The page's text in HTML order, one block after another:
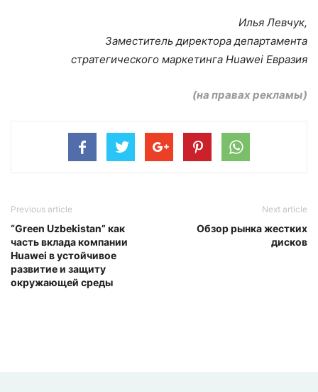
Илья Левчук,
Заместитель директора департамента
стратегического маркетинга Huawei Евразия
(на правах рекламы)
Previous article
“Green Uzbekistan” как
часть вклада компании
Huawei в устойчивое
развитие и защиту
окружающей среды
Next article
Обзор рынка жестких
дисков